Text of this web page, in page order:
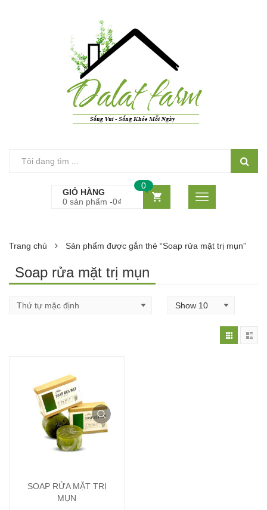
GIỎ HÀNG
0 sản phẩm -0₫
0
Trang chủ Sản phẩm được gắn thẻ “Soap rửa mặt trị mụn”
Soap rửa mặt trị mụn
SOAP RỬA MẶT TRỊ
MỤN